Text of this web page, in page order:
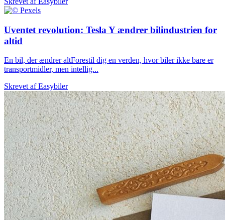
Uventet revolution: Tesla Y ændrer bilindustrien for
altid
En bil, der ændrer altForestil dig en verden, hvor biler ikke bare er
transportmidler, men intellig...
Skrevet afEasybiler